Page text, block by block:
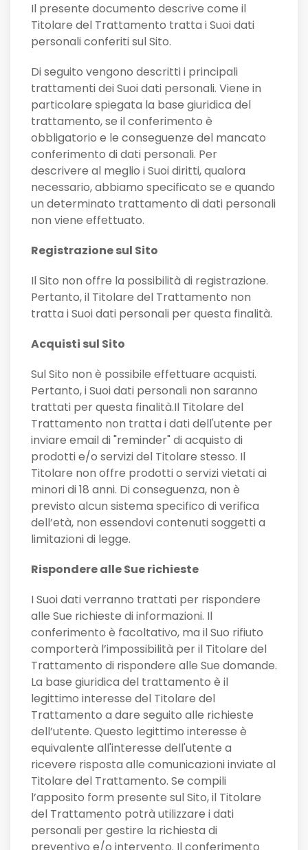
Il presente documento descrive come il
Titolare del Trattamento tratta i Suoi dati
personali conferiti sul Sito.
Di seguito vengono descritti i principali
trattamenti dei Suoi dati personali. Viene in
particolare spiegata la base giuridica del
trattamento, se il conferimento è
obbligatorio e le conseguenze del mancato
conferimento di dati personali. Per
descrivere al meglio i Suoi diritti, qualora
necessario, abbiamo specificato se e quando
un determinato trattamento di dati personali
non viene effettuato.
Registrazione sul Sito
Il Sito non offre la possibilità di registrazione.
Pertanto, il Titolare del Trattamento non
tratta i Suoi dati personali per questa finalità.
Acquisti sul Sito
Sul Sito non è possibile effettuare acquisti.
Pertanto, i Suoi dati personali non saranno
trattati per questa finalità.Il Titolare del
Trattamento non tratta i dati dell'utente per
inviare email di "reminder" di acquisto di
prodotti e/o servizi del Titolare stesso. Il
Titolare non offre prodotti o servizi vietati ai
minori di 18 anni. Di conseguenza, non è
previsto alcun sistema specifico di verifica
dell’età, non essendovi contenuti soggetti a
limitazioni di legge.
Rispondere alle Sue richieste
I Suoi dati verranno trattati per rispondere
alle Sue richieste di informazioni. Il
conferimento è facoltativo, ma il Suo rifiuto
comporterà l’impossibilità per il Titolare del
Trattamento di rispondere alle Sue domande.
La base giuridica del trattamento è il
legittimo interesse del Titolare del
Trattamento a dare seguito alle richieste
dell’utente. Questo legittimo interesse è
equivalente all'interesse dell'utente a
ricevere risposta alle comunicazioni inviate al
Titolare del Trattamento. Se compili
l’apposito form presente sul Sito, il Titolare
del Trattamento potrà utilizzare i dati
personali per gestire la richiesta di